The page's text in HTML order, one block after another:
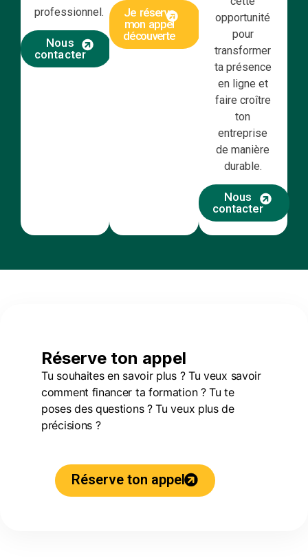
professionnel.
Nous
contacter
Je réserve
mon appel
découverte
opportunité
pour
transformer
ta présence
en ligne et
faire croître
ton
entreprise
de manière
durable.
Nous
contacter
Réserve ton appel
Tu souhaites en savoir plus ? Tu veux savoir
comment financer ta formation ? Tu te
poses des questions ? Tu veux plus de
précisions ?
Réserve ton appel